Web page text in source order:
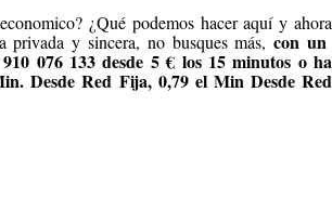
¿Qué podemos hacer aquí y ahora
privada y sincera, no busques más, con un
910 076 133 desde 5 € los 15 minutos o ha
Desde Red Fija, 0,79 el Min Desde Red